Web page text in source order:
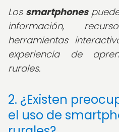
Los smartphones
información,
herramientas
experiencia de
rurales.
2. ¿Existen
el uso de